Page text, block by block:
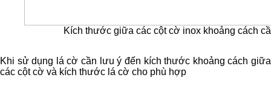
Kích thước giữa các cột cờ inox khoảng cách
Khi sử dụng lá cờ cần lưu ý đến kích thước khoảng cách giữa
các cột cờ và kích thước lá cờ cho phù hợp